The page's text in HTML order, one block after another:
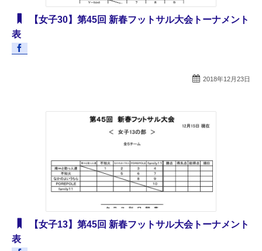
【女子30】第45回 新春フットサル大会トーナメント
表
2018年12月23日
【女子13】第45回 新春フットサル大会トーナメント
表